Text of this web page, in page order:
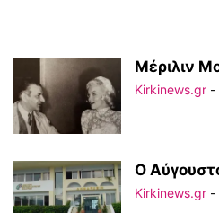
Μέριλιν
Kirkinews.gr -
Ο
Kirkinews.gr -